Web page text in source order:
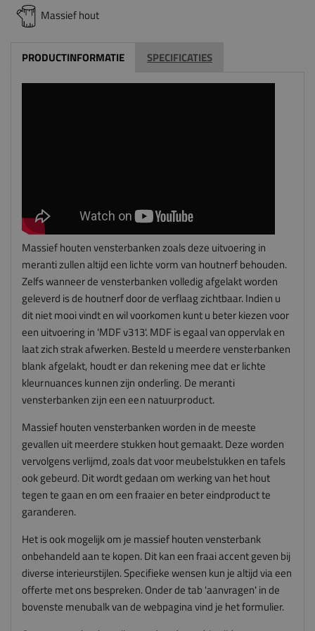
Massief hout
PRODUCTINFORMATIE SPECIFICATIES
Massief houten vensterbanken zoals deze uitvoering in
meranti zullen altijd een lichte vorm van houtnerf behouden.
Zelfs wanneer de vensterbanken volledig afgelakt worden
geleverd is de houtnerf door de verflaag zichtbaar. Indien u
dit niet mooi vindt en wil voorkomen kunt u beter kiezen voor
een uitvoering in 'MDF v313'. MDF is egaal van oppervlak en
laat zich strak afwerken.Besteld u meerdere vensterbanken
blank afgelakt, houdt er dan rekening mee dat er lichte
kleurnuances kunnen zijn onderling. De meranti
vensterbanken zijn een een natuurproduct.
Massief houten vensterbanken worden in de meeste
gevallen uit meerdere stukken hout gemaakt. Deze worden
vervolgens verlijmd, zoals dat voor meubelstukken en tafels
ook gebeurd. Dit wordt gedaan om werking van het hout
tegen te gaan en om een fraaier en beter eindproduct te
garanderen.
Het is ook mogelijk om je massief houten vensterbank
onbehandeld aan te kopen. Dit kan een fraai accent geven bij
diverse interieurstijlen. Specifieke wensen kun je altijd via een
offerte met ons bespreken. Onder de tab 'aanvragen' in de
bovenste menubalk van de webpagina vind je het formulier.